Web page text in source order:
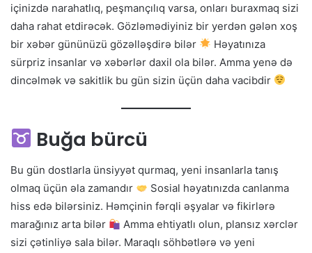
içinizdə narahatlıq, peşmançılıq varsa, onları buraxmaq sizi
daha rahat etdirəcək. Gözləmədiyiniz bir yerdən gələn xoş
bir xəbər gününüzü gözəlləşdirə bilər
Həyatınıza
sürpriz insanlar və xəbərlər daxil ola bilər. Amma yenə də
dincəlmək və sakitlik bu gün sizin üçün daha vacibdir
Buğa bürcü
Bu gün dostlarla ünsiyyət qurmaq, yeni insanlarla tanış
olmaq üçün əla zamandır
Sosial həyatınızda canlanma
hiss edə bilərsiniz. Həmçinin fərqli əşyalar və fikirlərə
marağınız arta bilər
Amma ehtiyatlı olun, plansız xərclər
sizi çətinliyə sala bilər. Maraqlı söhbətlərə və yeni